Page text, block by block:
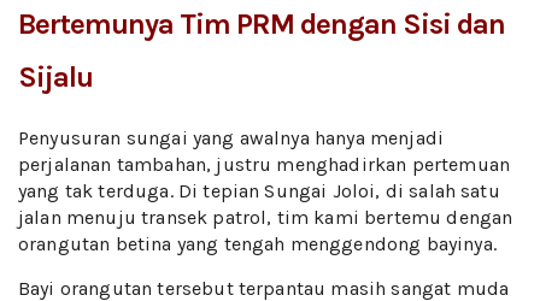
Bertemunya Tim PRM dengan Sisi dan
Sijalu
Penyusuran sungai yang awalnya hanya menjadi
perjalanan tambahan, justru menghadirkan pertemuan
yang tak terduga. Di tepian Sungai Joloi, di salah satu
jalan menuju transek patrol, tim kami bertemu dengan
orangutan betina yang tengah menggendong bayinya.
Bayi orangutan tersebut terpantau masih sangat muda